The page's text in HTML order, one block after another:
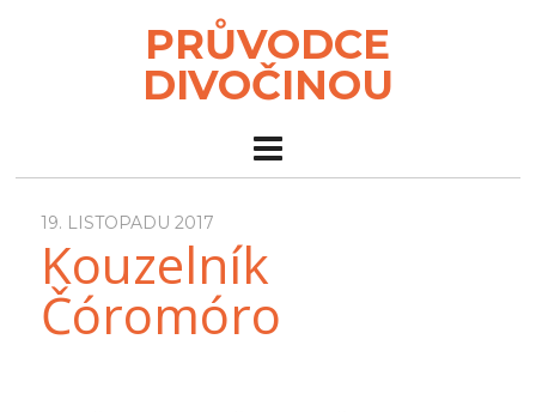
PRŮVODCE
DIVOČINOU
19. LISTOPADU 2017
Kouzelník
Čóromóro